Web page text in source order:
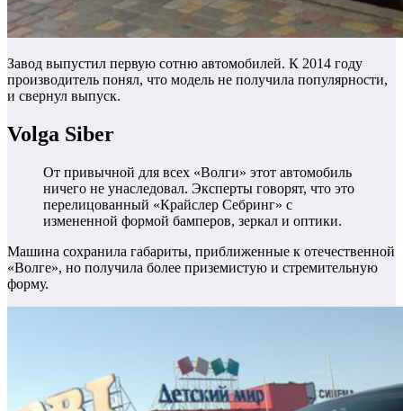
Завод выпустил первую сотню автомобилей. К 2014 году
производитель понял, что модель не получила популярности,
и свернул выпуск.
Volga Siber
От привычной для всех «Волги» этот автомобиль
ничего не унаследовал. Эксперты говорят, что это
перелицованный «Крайслер Себринг» с
измененной формой бамперов, зеркал и оптики.
Машина сохранила габариты, приближенные к отечественной
«Волге», но получила более приземистую и стремительную
форму.